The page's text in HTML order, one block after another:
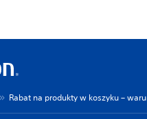
Rabat na produkty w koszyku –